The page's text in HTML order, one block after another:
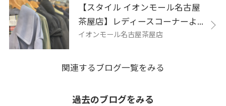
【スタイル イオンモール名古屋
茶屋店】レディースコーナーよ...
イオンモール名古屋茶屋店
関連するブログ一覧をみる
過去のブログをみる